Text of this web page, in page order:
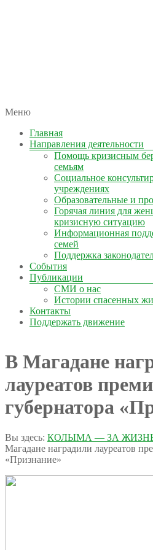
КОЛЫМА — ЗА ЖИЗНЬ
автономная некоммерческая
Меню
Главная
Направления деятельности
Помощь кризисным
семьям
Социальное
учреждениях
Образовательные и
Горячая линия для
кризисную ситуацию
Информационная
семей
Поддержка
События
Публикации
СМИ о нас
Истории спасенных
Контакты
Поддержать движение
В Магадане
лауреатов
губернатора
Вы здесь: КОЛЫМА — ЗА
Магадане наградили лауреатов
«Признание»